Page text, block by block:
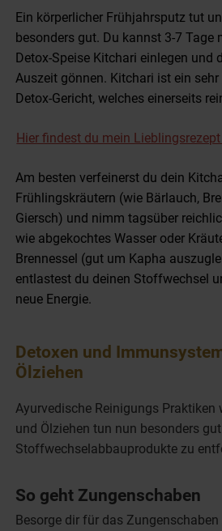
Ein körperlicher Frühjahrsputz tut
besonders gut. Du kannst 3-7 Tage
Detox-Speise Kitchari einlegen und
Auszeit gönnen. Kitchari ist ein
Detox-Gericht, welches einerseits
Hier findest du mein
Am besten verfeinerst du dein
Frühlingskräutern (wie Bärlauch,
Giersch) und nimm tagsüber
wie abgekochtes Wasser oder
Brennessel (gut um Kapha
entlastest du deinen Stoffwechsel
neue Energie.
Detoxen und
Ölziehen
Ayurvedische Reinigungs Praktiken
und Ölziehen tun nun besonders
Stoffwechselabbauprodukte zu
So geht Zungenschaben
Besorge dir für das